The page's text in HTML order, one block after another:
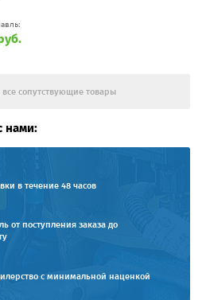
сопутствующие товары
нами:
в течение 48 часов
от поступления заказа до
с минимальной наценкой